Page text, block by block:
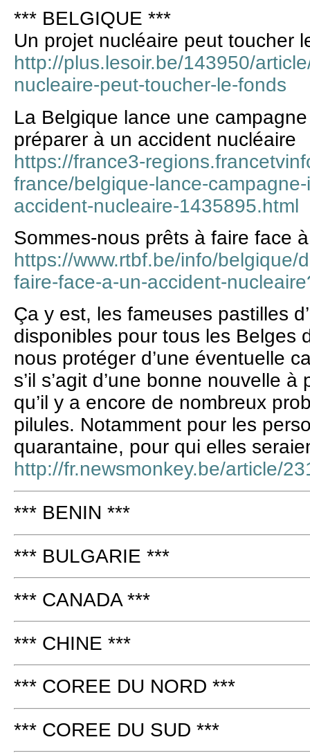
*** BELGIQUE ***
Un projet nucléaire peut toucher
http://plus.lesoir.be/143950/
nucleaire-peut-toucher-le-fonds
La Belgique lance une
préparer à un accident nucléaire
https://france3-
france/belgique-lance-
accident-nucleaire-1435895.html
Sommes-nous prêts à faire face
https://www.rtbf.be/info/belgique/
faire-face-a-un-accident-
Ça y est, les fameuses pastilles
disponibles pour tous les Belges
nous protéger d’une éventuelle
s’il s’agit d’une bonne nouvelle
qu’il y a encore de nombreux
pilules. Notamment pour les
quarantaine, pour qui elles
http://fr.newsmonkey.be/article/
*** BENIN ***
*** BULGARIE ***
*** CANADA ***
*** CHINE ***
*** COREE DU NORD ***
*** COREE DU SUD ***